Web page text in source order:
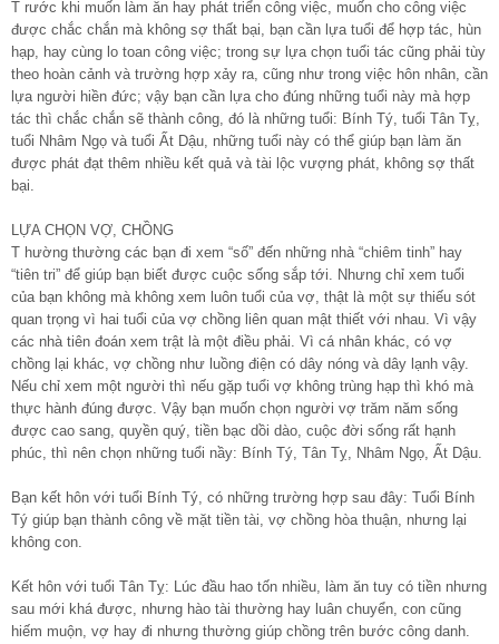
T rước khi muốn làm ăn hay phát triển công việc, muốn cho công việc
được chắc chắn mà không sợ thất bại, bạn cần lựa tuổi để hợp tác, hùn
hạp, hay cùng lo toan công việc; trong sự lựa chọn tuổi tác cũng phải tùy
theo hoàn cảnh và trường hợp xảy ra, cũng như trong việc hôn nhân, cần
lựa người hiền đức; vậy bạn cần lựa cho đúng những tuổi này mà hợp
tác thì chắc chắn sẽ thành công, đó là những tuổi: Bính Tý, tuổi Tân Tỵ,
tuổi Nhâm Ngọ và tuổi Ất Dậu, những tuổi này có thể giúp bạn làm ăn
được phát đạt thêm nhiều kết quả và tài lộc vượng phát, không sợ thất
bại.
LỰA CHỌN VỢ, CHỒNG
T hường thường các bạn đi xem “số” đến những nhà “chiêm tinh” hay
“tiên tri” để giúp bạn biết được cuộc sống sắp tới. Nhưng chỉ xem tuổi
của bạn không mà không xem luôn tuổi của vợ, thật là một sự thiếu sót
quan trọng vì hai tuổi của vợ chồng liên quan mật thiết với nhau. Vì vậy
các nhà tiên đoán xem trật là một điều phải. Vì cá nhân khác, có vợ
chồng lại khác, vợ chồng như luồng điện có dây nóng và dây lạnh vậy.
Nếu chỉ xem một người thì nếu gặp tuổi vợ không trùng hạp thì khó mà
thực hành đúng được. Vậy bạn muốn chọn người vợ trăm năm sống
được cao sang, quyền quý, tiền bạc dồi dào, cuộc đời sống rất hạnh
phúc, thì nên chọn những tuổi nầy: Bính Tý, Tân Tỵ, Nhâm Ngọ, Ất Dậu.
Bạn kết hôn với tuổi Bính Tý, có những trường hợp sau đây: Tuổi Bính
Tý giúp bạn thành công về mặt tiền tài, vợ chồng hòa thuận, nhưng lại
không con.
Kết hôn với tuổi Tân Tỵ: Lúc đầu hao tốn nhiều, làm ăn tuy có tiền nhưng
sau mới khá được, nhưng hào tài thường hay luân chuyển, con cũng
hiếm muộn, vợ hay đi nhưng thường giúp chồng trên bước công danh.